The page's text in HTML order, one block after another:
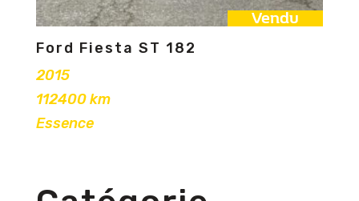
Vendu
Ford Fiesta ST 182
2015
112400 km
Essence